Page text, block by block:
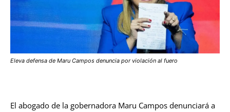
Eleva defensa de Maru Campos denuncia por violación al fuero
El abogado de la gobernadora Maru Campos denunciará a